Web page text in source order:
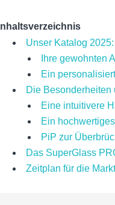
Inhaltsverzeichnis
Unser Katalog
Ihre gewohnten
Ein
Die Besonderheiten
Eine intuitivere
Ein
PiP zur
Das SuperGlass
Zeitplan für die